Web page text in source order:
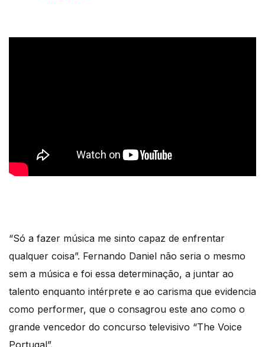
“Só a fazer música me sinto capaz de enfrentar
qualquer coisa”. Fernando Daniel não seria o mesmo
sem a música e foi essa determinação, a juntar ao
talento enquanto intérprete e ao carisma que evidencia
como performer, que o consagrou este ano como o
grande vencedor do concurso televisivo “The Voice